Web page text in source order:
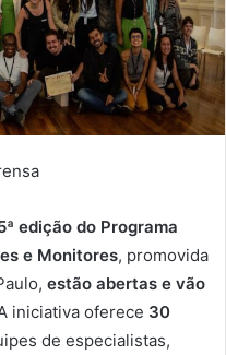
edição do Programa
e Monitores, promovida
estão abertas e vão
iniciativa oferece 30
de especialistas,